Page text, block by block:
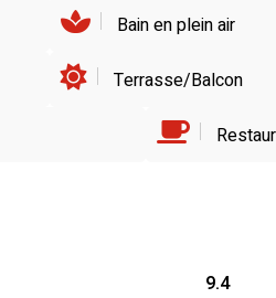
Bain en plein air
Terrasse/Balcon
9.4